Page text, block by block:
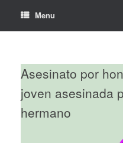
Menu
Asesinato por
joven asesinada
hermano